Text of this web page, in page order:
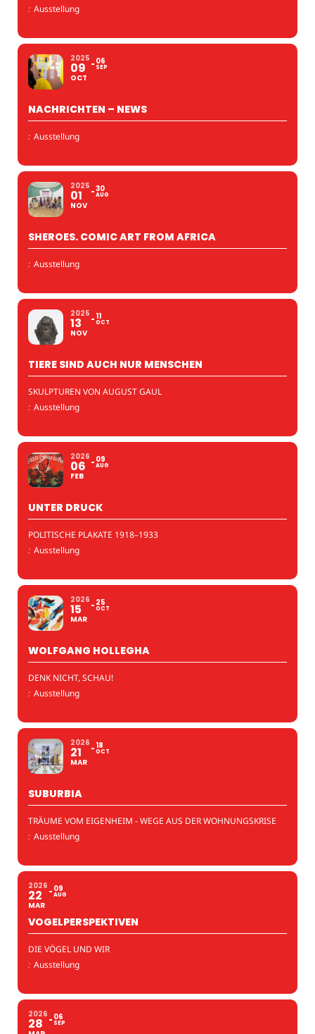
: Ausstellung
2025
09
OCT
06
SEP
NACHRICHTEN – NEWS
: Ausstellung
2025
01
NOV
30
AUG
SHEROES. COMIC ART FROM AFRICA
: Ausstellung
2025
13
NOV
11
OCT
TIERE SIND AUCH NUR MENSCHEN
SKULPTUREN VON AUGUST GAUL
: Ausstellung
2026
06
FEB
09
AUG
UNTER DRUCK
POLITISCHE PLAKATE 1918–1933
: Ausstellung
2026
15
MAR
25
OCT
WOLFGANG HOLLEGHA
DENK NICHT, SCHAU!
: Ausstellung
2026
21
MAR
18
OCT
SUBURBIA
TRÄUME VOM EIGENHEIM - WEGE AUS DER WOHNUNGSKRISE
: Ausstellung
2026
22
MAR
09
AUG
VOGELPERSPEKTIVEN
DIE VÖGEL UND WIR
: Ausstellung
2026
28 06
SEP